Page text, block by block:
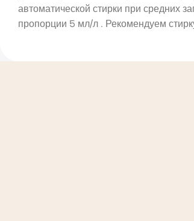
автоматической стирки при средних
пропорции 5 мл/л . Рекомендуем